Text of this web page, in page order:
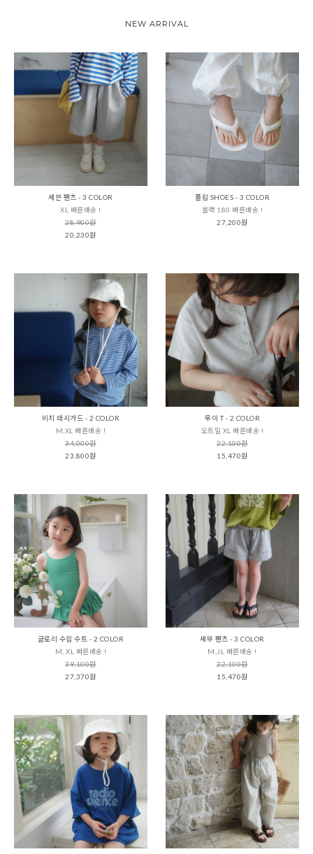
NEW ARRIVAL
세븐 팬츠 - 3 COLOR
XL 빠른배송 !
28,900원
20,230원
플립 SHOES - 3 COLOR
블랙 180 빠른배송 !
27,200원
비치 래시가드 - 2 COLOR
M,XL 빠른배송 !
34,000원
23,800원
루이 T - 2 COLOR
오트밀 XL 빠른배송 !
22,100원
15,470원
글로리 수읨 수트 - 2 COLOR
M, XL 빠른배송 !
39,100원
27,370원
세부 팬츠 - 3 COLOR
M,JL 빠른배송 !
22,100원
15,470원